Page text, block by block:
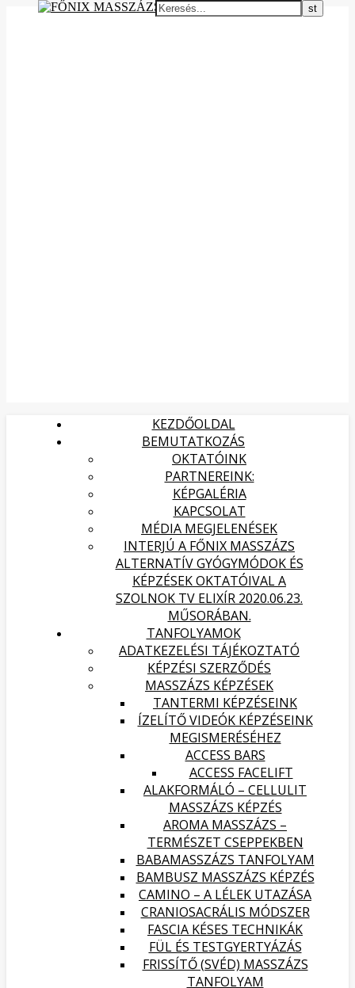
KEZDŐOLDAL
BEMUTATKOZÁS
OKTATÓINK
PARTNEREINK:
KÉPGALÉRIA
KAPCSOLAT
MÉDIA MEGJELENÉSEK
INTERJÚ A FŐNIX MASSZÁZS
ALTERNATÍV GYÓGYMÓDOK ÉS
KÉPZÉSEK OKTATÓIVAL A
SZOLNOK TV ELIXÍR 2020.06.23.
MŰSORÁBAN.
TANFOLYAMOK
ADATKEZELÉSI TÁJÉKOZTATÓ
KÉPZÉSI SZERZŐDÉS
MASSZÁZS KÉPZÉSEK
TANTERMI KÉPZÉSEINK
ÍZELÍTŐ VIDEÓK KÉPZÉSEINK
MEGISMERÉSÉHEZ
ACCESS BARS
ACCESS FACELIFT
ALAKFORMÁLÓ – CELLULIT
MASSZÁZS KÉPZÉS
AROMA MASSZÁZS –
TERMÉSZET CSEPPEKBEN
BABAMASSZÁZS TANFOLYAM
BAMBUSZ MASSZÁZS KÉPZÉS
CAMINO – A LÉLEK UTAZÁSA
CRANIOSACRÁLIS MÓDSZER
FASCIA KÉSES TECHNIKÁK
FÜL ÉS TESTGYERTYÁZÁS
FRISSÍTŐ (SVÉD) MASSZÁZS
TANFOLYAM